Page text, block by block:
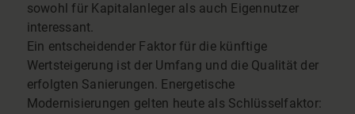
sowohl für Kapitalanleger als auch Eigennutzer
interessant.
Ein entscheidender Faktor für die künftige
Wertsteigerung ist der Umfang und die Qualität der
erfolgten Sanierungen. Energetische
Modernisierungen gelten heute als Schlüsselfaktor: